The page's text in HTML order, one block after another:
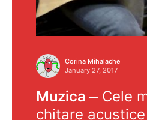
Corina Mihalache
January 27, 2017
Muzica
Cele
chitare acustice